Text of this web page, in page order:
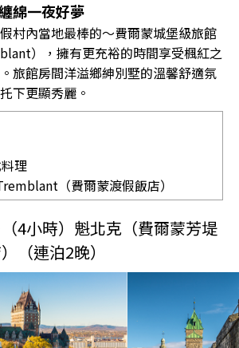
綿一夜好夢
村內當地最棒的〜費爾蒙城堡級旅館
），擁有更充裕的時間享受楓紅之
旅館房間洋溢鄉紳別墅的溫馨舒適氛
下更顯秀麗。
理
（費爾蒙渡假飯店）
4小時）魁北克（費爾蒙芳堤
（連泊2晚）